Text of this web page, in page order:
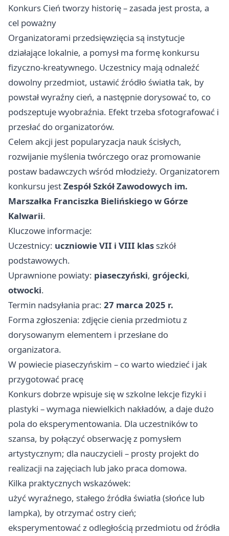
Konkurs Cień tworzy historię – zasada jest prosta, a
cel poważny
Organizatorami przedsięwzięcia są instytucje
działające lokalnie, a pomysł ma formę konkursu
fizyczno-kreatywnego. Uczestnicy mają odnaleźć
dowolny przedmiot, ustawić źródło światła tak, by
powstał wyraźny cień, a następnie dorysować to, co
podszeptuje wyobraźnia. Efekt trzeba sfotografować i
przesłać do organizatorów.
Celem akcji jest popularyzacja nauk ścisłych,
rozwijanie myślenia twórczego oraz promowanie
postaw badawczych wśród młodzieży. Organizatorem
konkursu jestZespół Szkół Zawodowych im.
Marszałka Franciszka Bielińskiego w Górze
Kalwarii.
Kluczowe informacje:
Uczestnicy: uczniowie VII i VIII klas szkół
podstawowych.
Uprawnione powiaty: piaseczyński, grójecki,
otwocki.
Termin nadsyłania prac: 27 marca 2025 r.
Forma zgłoszenia: zdjęcie cienia przedmiotu z
dorysowanym elementem i przesłane do
organizatora.
W powiecie piaseczyńskim – co warto wiedzieć i jak
przygotować pracę
Konkurs dobrze wpisuje się w szkolne lekcje fizyki i
plastyki – wymaga niewielkich nakładów, a daje dużo
pola do eksperymentowania. Dla uczestników to
szansa, by połączyć obserwację z pomysłem
artystycznym; dla nauczycieli – prosty projekt do
realizacji na zajęciach lub jako praca domowa.
Kilka praktycznych wskazówek:
użyć wyraźnego, stałego źródła światła (słońce lub
lampka), by otrzymać ostry cień;
eksperymentować z odległością przedmiotu od źródła